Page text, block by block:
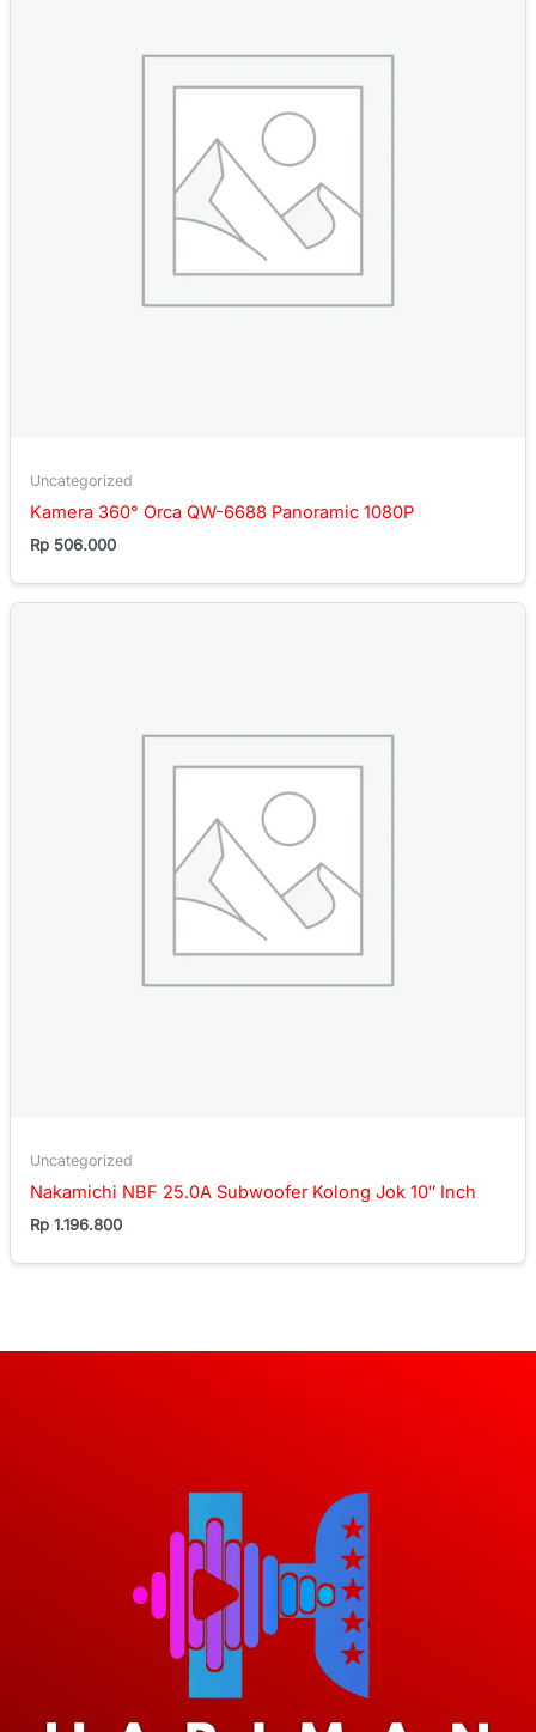
Uncategorized
Kamera 360° Orca QW-6688 Panoramic 1080P
Rp 506.000
Uncategorized
Nakamichi NBF 25.0A Subwoofer Kolong Jok 10″ Inch
Rp 1.196.800